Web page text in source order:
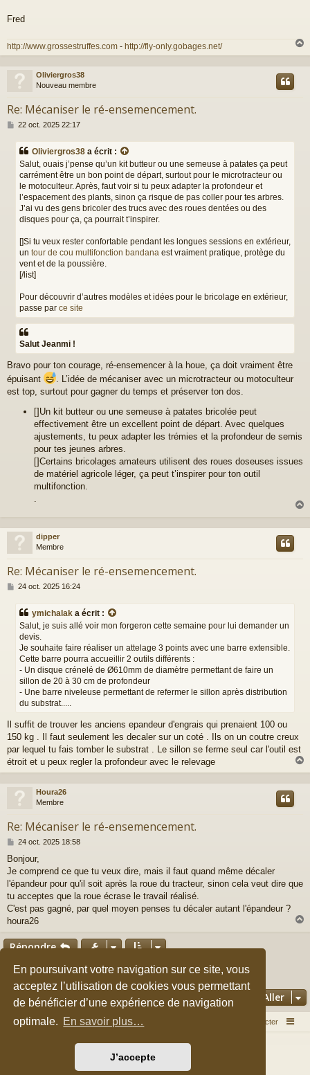
En poursuivant votre navigation sur ce site, vous
acceptez l’utilisation de cookies vous permettant
de bénéficier d’une expérience de navigation
optimale. En savoir plus…
J’accepte
g
Fred
http://www.grossestruffes.com - http://fly-only.gobages.net/
a
Oliviergros38
Nouveau membre
Re: Mécaniser le ré-ensemencement.
M
s
22 oct. 2025 22:17
Oliviergros38 a écrit :
Salut, ouais j’pense qu’un kit butteur ou une semeuse à patates ça peut
carrément être un bon point de départ, surtout pour le microtracteur ou
le motoculteur. Après, faut voir si tu peux adapter la profondeur et
l’espacement des plants, sinon ça risque de pas coller pour tes arbres.
J’ai vu des gens bricoler des trucs avec des roues dentées ou des
disques pour ça, ça pourrait t’inspirer.
[]Si tu veux rester confortable pendant les longues sessions en extérieur,
un tour de cou multifonction bandana est vraiment pratique, protège du
vent et de la poussière.
[/list]
Pour découvrir d’autres modèles et idées pour le bricolage en extérieur,
passe par ce site
Salut Jeanmi !
Bravo pour ton courage, ré-ensemencer à la houe, ça doit vraiment être
épuisant
. L’idée de mécaniser avec un microtracteur ou motoculteur
est top, surtout pour gagner du temps et préserver ton dos.
[]Un kit butteur ou une semeuse à patates bricolée peut
effectivement être un excellent point de départ. Avec quelques
ajustements, tu peux adapter les trémies et la profondeur de semis
pour tes jeunes arbres.
[]Certains bricolages amateurs utilisent des roues doseuses issues
de matériel agricole léger, ça peut t’inspirer pour ton outil
multifonction.
u
dipper
Membre
Re: Mécaniser le ré-ensemencement.
M
s
24 oct. 2025 16:24
ymichalak a écrit :
Salut, je suis allé voir mon forgeron cette semaine pour lui demander un
devis.
Je souhaite faire réaliser un attelage 3 points avec une barre extensible.
Cette barre pourra accueillir 2 outils différents :
- Un disque crénelé de Ø610mm de diamètre permettant de faire un
sillon de 20 à 30 cm de profondeur
- Une barre niveleuse permettant de refermer le sillon après distribution
du substrat.....
Il suffit de trouver les anciens epandeur d'engrais qui prenaient 100 ou
150 kg . Il faut seulement les decaler sur un coté . Ils on un coutre creux
par lequel tu fais tomber le substrat . Le sillon se ferme seul car l'outil est
étroit et u peux regler la profondeur avec le relevage
a
Houra26
Membre
Re: Mécaniser le ré-ensemencement.
M
s
s
a
g
24 oct. 2025 18:58
Bonjour,
Je comprend ce que tu veux dire, mais il faut quand même décaler
l'épandeur pour qu'il soit après la roue du tracteur, sinon cela veut dire que
tu acceptes que la roue écrase le travail réalisé.
C'est pas gagné, par quel moyen penses tu décaler autant l'épandeur ?
houra26
Répondre
54 messages Précédent
1 2 3 4
Suivant
Aller
Accueil du forum Nous contacter
Développé parphpBB® Forum Software © phpBB Limited
Style parArty
Traduction française officielle©